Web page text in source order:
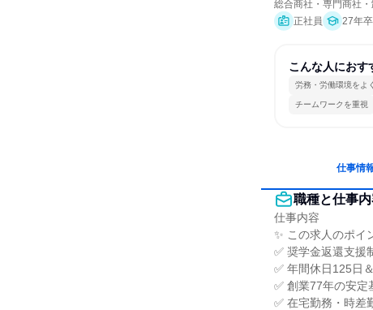
総合商社・専門商社・
正社員
27年
こんな人におす
労務・労働環境をよ
チームワークを重視
仕事情
職種と仕事
仕事内容
✨ この求人のポイ
✅ 奨学金返還支援
✅ 年間休日125日
✅ 創業77年の安定
✅ 在宅勤務・時差